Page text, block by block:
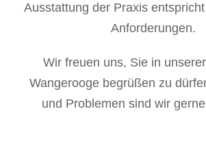
Ausstattung der Praxis
Anforderungen.
Wir freuen uns, Sie in
Wangerooge begrüßen zu
und Problemen sind wir